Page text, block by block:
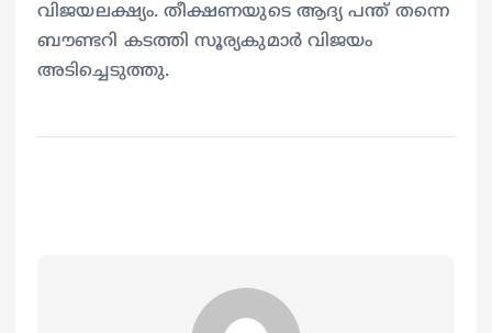
വിജയലക്ഷ്യം. തീക്ഷണയുടെ ആദ്യ പന്ത് തന്നെ
ബൗണ്ടറി കടത്തി സൂര്യകുമാര്‍ വിജയം
അടിച്ചെടുത്തു.